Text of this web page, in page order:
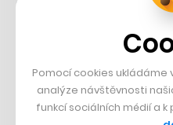
Strnad v Pirelli
PŘÍBĚHY Z GASTRA
Boční projekt, co se
Pomocí cookies
analýze návštěvnosti
funkcí sociálních médií a